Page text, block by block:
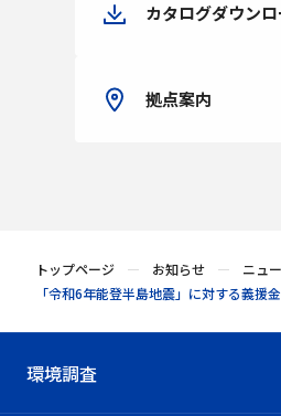
カタログダウン
拠点案内
トップページ お知らせ
ニュ
「令和6年能登半島地震」に対する義援
環境調査